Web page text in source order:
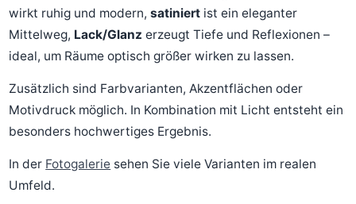
wirkt ruhig und modern,satiniert ist ein eleganter
Mittelweg, Lack/Glanz erzeugt Tiefe und Reflexionen –
ideal, um Räume optisch größer wirken zu lassen.
Zusätzlich sind Farbvarianten, Akzentflächen oder
Motivdruck möglich. In Kombination mit Licht entsteht ein
besonders hochwertiges Ergebnis.
In der Fotogalerie sehen Sie viele Varianten im realen
Umfeld.